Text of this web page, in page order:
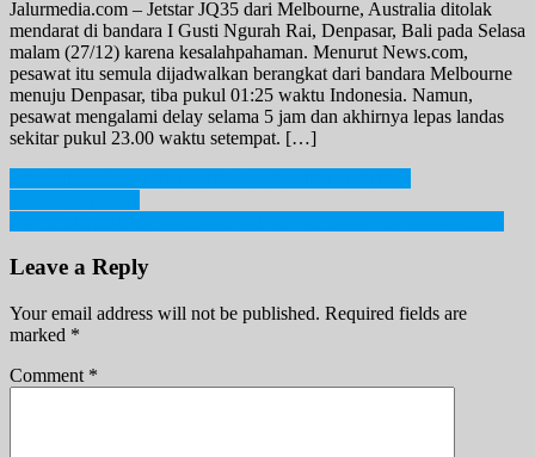
Jalurmedia.com – Jetstar JQ35 dari Melbourne, Australia ditolak
mendarat di bandara I Gusti Ngurah Rai, Denpasar, Bali pada Selasa
malam (27/12) karena kesalahpahaman. Menurut News.com,
pesawat itu semula dijadwalkan berangkat dari bandara Melbourne
menuju Denpasar, tiba pukul 01:25 waktu Indonesia. Namun,
pesawat mengalami delay selama 5 jam dan akhirnya lepas landas
sekitar pukul 23.00 waktu setempat. […]
Post
navigation
Leave a Reply
Your email address will not be published. Required fields are
marked *
Comment *